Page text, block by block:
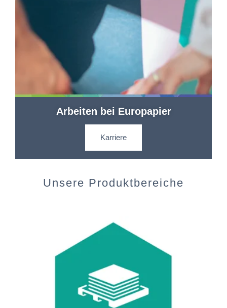
Arbeiten bei Europapier
Karriere
Unsere Produktbereiche